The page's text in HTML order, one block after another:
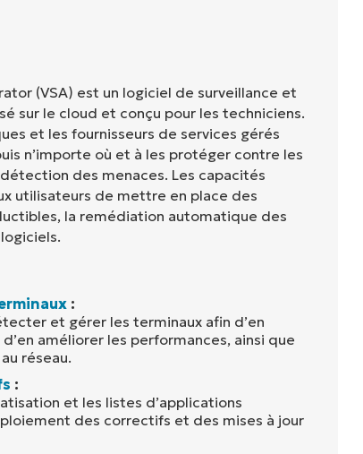
(VSA) est un logiciel de surveillance et
sur le cloud et conçu pour les techniciens.
et les fournisseurs de services gérés
n’importe où et à les protéger contre les
des menaces. Les capacités
utilisateurs de mettre en place des
la remédiation automatique des
:
et gérer les terminaux afin d’en
améliorer les performances, ainsi que
réseau.
:
et les listes d’applications
des correctifs et des mises à jour